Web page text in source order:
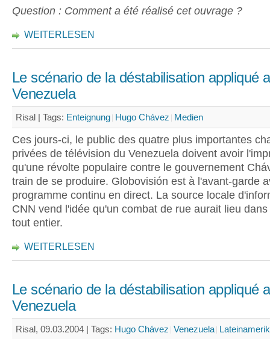
Question : Comment a été réalisé cet ouvrage ?
WEITERLESEN
Le scénario de la déstabilisation appliqué
Venezuela
Risal | Tags: Enteignung Hugo Chávez Medien
Ces jours-ci, le public des quatre plus importantes
privées de télévision du Venezuela doivent avoir
qu'une révolte populaire contre le gouvernement
train de se produire. Globovisión est à l'avant-garde
programme continu en direct. La source locale
CNN vend l'idée qu'un combat de rue aurait lieu
tout entier.
WEITERLESEN
Le scénario de la déstabilisation appliqué
Venezuela
Risal, 09.03.2004 | Tags: Hugo Chávez Venezuela